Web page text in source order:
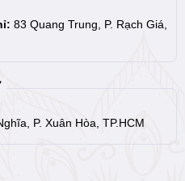
83 Quang Trung, P. Rạch Giá,
P. Xuân Hòa, TP.HCM